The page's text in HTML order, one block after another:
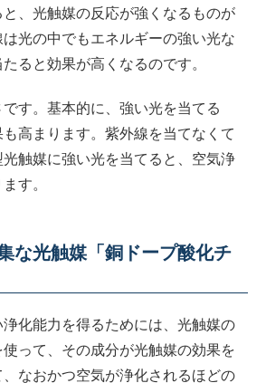
、光触媒の反応が強くなるものが
光の中でもエネルギーの強い光な
ると効果が高くなるのです。
す。基本的に、強い光を当てる
高まります。紫外線を当てなくて
光触媒に強い光を当てると、空気浄
す。
な光触媒「銅ドープ酸化チ
化能力を得るためには、光触媒の
って、その成分が光触媒の効果を
なおかつ空気が浄化されるほどの